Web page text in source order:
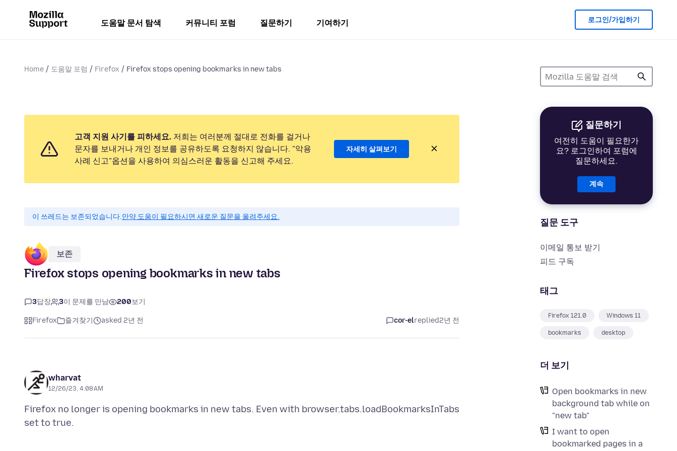
도움말 문서 탐색 커뮤니티 포럼 질문하기 기여하기 로그인/가입하기
Home 도움말 포럼 Firefox Firefox stops opening bookmarks in new tabs
질문하기
여전히 도움이 필요한가
요? 로그인하여 포럼에
질문하세요.
계속
질문 도구
이메일 통보 받기
피드 구독
태그
Firefox 121.0 Windows 11
bookmarks desktop
더 보기
Open bookmarks in new
background tab while on
"new tab"
I want to open
bookmarked pages in a
고객 지원 사기를 피하세요. 저희는 여러분께 절대로 전화를 걸거나
문자를 보내거나 개인 정보를 공유하도록 요청하지 않습니다. "악용
사례 신고"옵션을 사용하여 의심스러운 활동을 신고해 주세요.
자세히 살펴보기
이 쓰레드는 보존되었습니다.만약 도움이 필요하시면 새로운 질문을 올려주세요.
보존
Firefox stops opening bookmarks in new tabs
3답장 3이 문제를 만남 200보기
Firefox 즐겨찾기 asked 2년 전 cor-elreplied2년 전
wharvat
12/26/23, 4:08 AM
Firefox no longer is opening bookmarks in new tabs. Even with browser.tabs.loadBookmarksInTabs